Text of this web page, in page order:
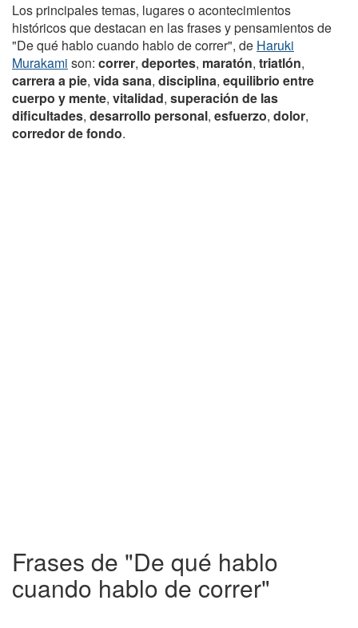
Los principales temas, lugares o acontecimientos
históricos que destacan en las frases y pensamientos de
"De qué hablo cuando hablo de correr", de Haruki
Murakami son: correr, deportes, maratón, triatlón,
carrera a pie, vida sana, disciplina, equilibrio entre
cuerpo y mente, vitalidad, superación de las
dificultades, desarrollo personal, esfuerzo, dolor,
corredor de fondo.
Frases de "De qué hablo
cuando hablo de correr"